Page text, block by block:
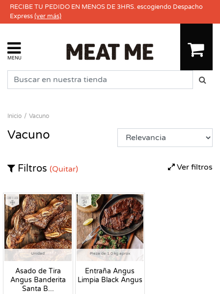
RECIBE TU PEDIDO EN MENOS DE 3HRS. escogiendo Despacho
Express(ver más)
MENU
Inicio Vacuno
Vacuno
Ver filtros
Filtros (Quitar)
Unidad
Asado de Tira
Angus Banderita
Santa B...
Congelado
Pieza de 1.0 kg aprox
Entraña Angus
Limpia Black Angus
Fresco